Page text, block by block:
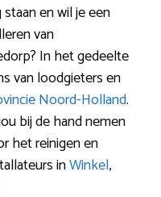
en wil je een
van
In het gedeelte
van loodgieters en
Noord-Holland.
bij de hand nemen
het reinigen en
inWinkel,